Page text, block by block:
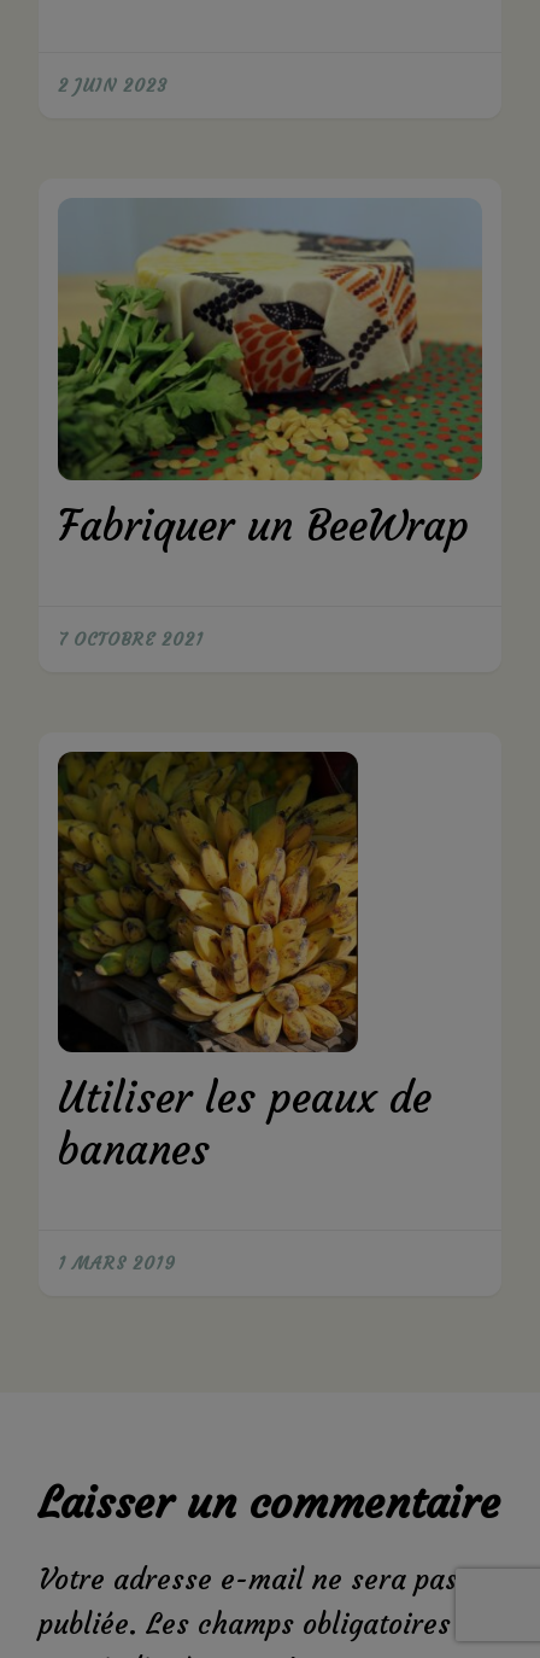
2 JUIN 2023
Fabriquer un BeeWrap
7 OCTOBRE 2021
Utiliser les peaux de
bananes
1 MARS 2019
Laisser un commentaire
Votre adresse e-mail ne sera pas
publiée. Les champs obligatoires